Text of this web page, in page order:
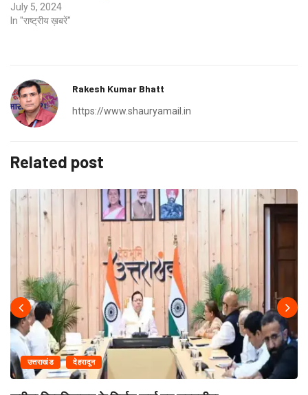
July 5, 2024
In "राष्ट्रीय ख़बरें"
Rakesh Kumar Bhatt
https://www.shauryamail.in
Related post
उत्तराखंड देहरादून